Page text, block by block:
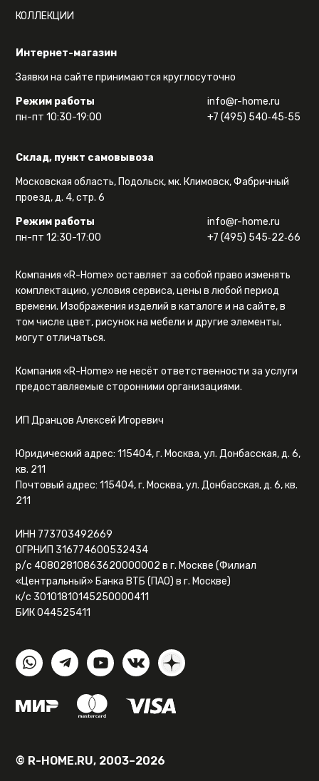
Интернет-магазин
Заявки на сайте принимаются круглосуточно
Режим работы
пн-пт 10:30-19:00
info@r-home.ru
+7 (495) 540‑45‑55
Склад, пункт самовывоза
Московская область, Подольск, мк. Климовск, Фабричный
проезд, д. 4, стр. 6
Режим работы
пн-пт 12:30-17:00
info@r-home.ru
+7 (495) 545‑22‑66
КОЛЛЕКЦИИ
Компания «R-Home» оставляет за собой право изменять
комплектацию, условия сервиса, цены в любой период
времени. Изображения изделий в каталоге и на сайте, в
том числе цвет, рисунок на мебели и другие элементы,
могут отличаться.
Компания «R-Home» не несёт ответственности за услуги
предоставляемые сторонними организациями.
ИП Дранцов Алексей Игоревич
Юридический адрес: 115404, г. Москва, ул. Донбасская, д. 6,
кв. 211
Почтовый адрес: 115404, г. Москва, ул. Донбасская, д. 6, кв.
211
ИНН 773703492669
ОГРНИП 316774600532434
р/с 40802810863620000002 в г. Москве (Филиал
«Центральный» Банка ВТБ (ПАО) в г. Москве)
к/с 30101810145250000411
БИК 044525411
© R-HOME.RU, 2003–2026